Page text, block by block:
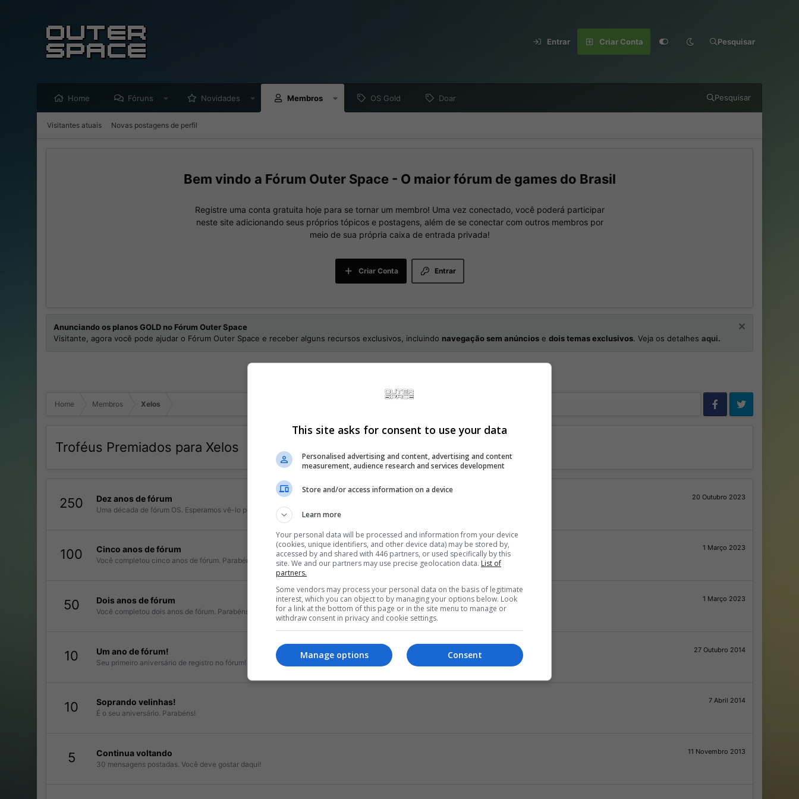
Entrar Criar Conta Pesquisar
Home Fóruns Novidades Membros OS Gold Doar Pesquisar
Visitantes atuais Novas postagens de perfil
Fórum Outer Space - O maior fórum de games do Brasil
Registre uma conta gratuita hoje para se tornar um membro! Uma vez conectado, você poderá participar
neste site adicionando seus próprios tópicos e postagens, além de se conectar com outros membros por
meio de sua própria caixa de entrada privada!
Entrar
Criar Conta
Anunciando os planos GOLD no Fórum Outer Space
Visitante, agora você pode ajudar o Fórum Outer Space e receber alguns recursos exclusivos, incluindo navegação sem anúncios e dois temas exclusivos. Veja os detalhes aqui.
Home Membros Xelos
Troféus Premiados para Xelos
250 20 Outubro 2023
Dez anos de fórum
Uma década de fórum OS. Esperamos vê-lo por aqui por muito mais!
100 1 Março 2023
Cinco anos de fórum
Você completou cinco anos de fórum. Parabéns!!
50 1 Março 2023
Dois anos de fórum
Você completou dois anos de fórum. Parabéns!!
10 27 Outubro 2014
Um ano de fórum!
Seu primeiro aniversário de registro no fórum!
10 7 Abril 2014
Soprando velinhas!
É o seu aniversário. Parabéns!
5 11 Novembro 2013
Continua voltando
30 mensagens postadas. Você deve gostar daqui!
This site asks for consent to use your data
Personalised advertising and content, advertising and content
measurement, audience research and services development
Store and/or access information on a device
Learn more
Your personal data will be processed and information from your device
(cookies, unique identifiers, and other device data) may be stored by,
accessed by and shared with 446 partners, or used specifically by this
site. We and our partners may use precise geolocation data. List of
partners.
Some vendors may process your personal data on the basis of legitimate
interest, which you can object to by managing your options below. Look
for a link at the bottom of this page or in the site menu to manage or
withdraw consent in privacy and cookie settings.
Consent
Manage options